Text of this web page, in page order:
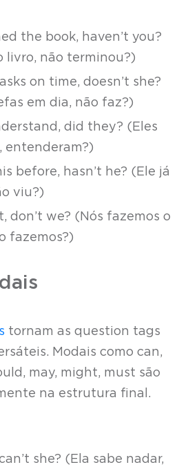
the book, haven’t you?
livro, não terminou?)
on time, doesn’t she?
em dia, não faz?)
did they? (Eles
entenderam?)
before, hasn’t he? (Ele já
viu?)
don’t we? (Nós fazemos o
fazemos?)
tornam as question tags
Modais como can,
may, might, must são
na estrutura final.
she? (Ela sabe nadar,